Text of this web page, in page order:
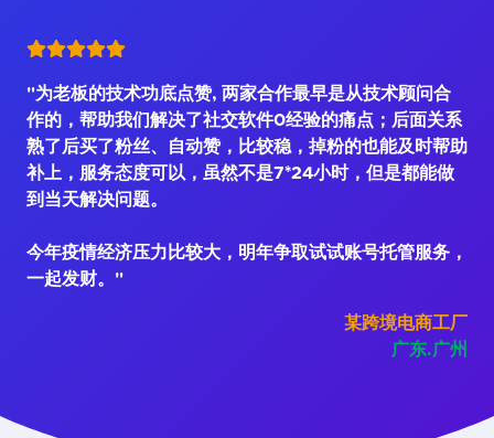
"为老板的技术功底点赞, 两家合作最早是从技术顾问合
作的，帮助我们解决了社交软件0经验的痛点；后面关系
熟了后买了粉丝、自动赞，比较稳，掉粉的也能及时帮助
补上，服务态度可以，虽然不是7*24小时，但是都能做
到当天解决问题。
今年疫情经济压力比较大，明年争取试试账号托管服务，
一起发财。"
某跨境电商工厂
广东.广州